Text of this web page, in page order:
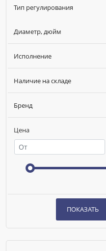
Цена
Бренд
Наличие на складе
Исполнение
Диаметр, дюйм
Тип регулирования